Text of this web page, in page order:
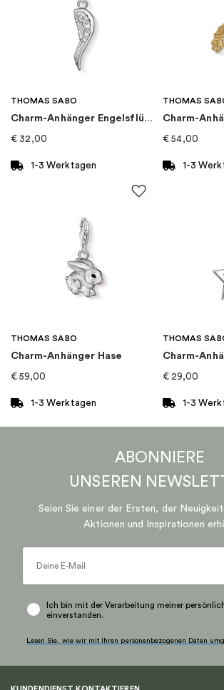
Kollektion: Disney x Pandora
THOMAS SABO
Charm-Anhänger Engelsflügel
€ 32,00
1-3 Werktagen
THOMAS
Charm-
€ 54,00
1-3
THOMAS SABO
Charm-Anhänger Hase
€ 59,00
1-3 Werktagen
THOMAS
Charm-
€ 29,00
1-3
ABONNIERE
UNSEREN
Seien Sie einer der Ersten, der
Aktionen und Inspirationen
Ich bin mit der Verarbeitung meiner
einverstanden.
Lesen Sie, wie wir mit Ihren personenbezogenen Daten